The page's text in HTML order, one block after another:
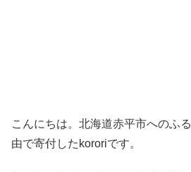
こんにちは。北海道赤平市へのふ
由で寄付したkororiです。